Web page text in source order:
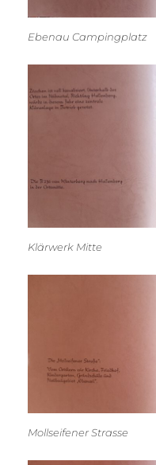
Ebenau Campingplatz
Klärwerk Mitte
Mollseifener Strasse